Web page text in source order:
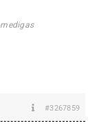
#3267859